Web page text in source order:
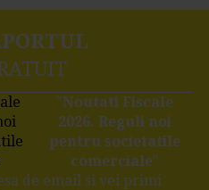
"Noutati Fiscale
2026. Reguli noi
pentru societatile
comerciale"
de email si vei primi